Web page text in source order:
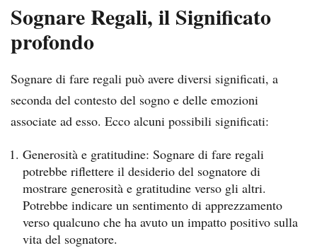
Sognare Regali, il Significato
profondo
Sognare di fare regali può avere diversi significati, a
seconda del contesto del sogno e delle emozioni
associate ad esso. Ecco alcuni possibili significati:
Generosità e gratitudine: Sognare di fare regali
potrebbe riflettere il desiderio del sognatore di
mostrare generosità e gratitudine verso gli altri.
Potrebbe indicare un sentimento di apprezzamento
verso qualcuno che ha avuto un impatto positivo sulla
vita del sognatore.